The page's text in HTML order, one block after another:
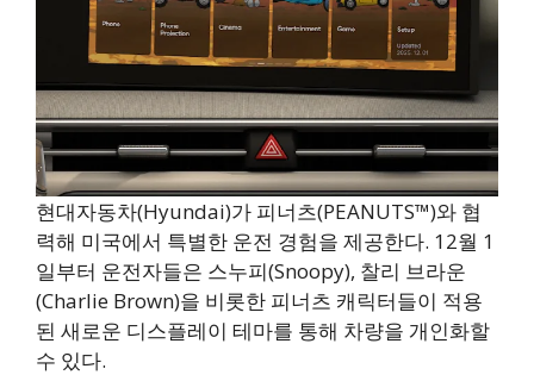
현대자동차(Hyundai)가 피너츠(PEANUTS™)와 협
력해 미국에서 특별한 운전 경험을 제공한다. 12월 1
일부터 운전자들은 스누피(Snoopy), 찰리 브라운
(Charlie Brown)을 비롯한 피너츠 캐릭터들이 적용
된 새로운 디스플레이 테마를 통해 차량을 개인화할
수 있다.